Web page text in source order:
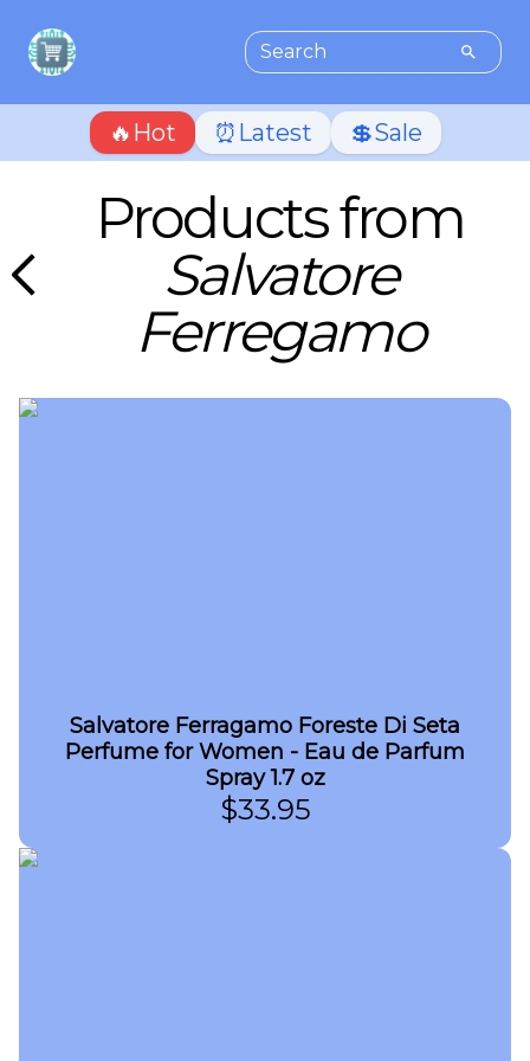
🔥Hot ⏰Latest 💲Sale
Products from
Salvatore
Ferregamo
Salvatore Ferragamo Foreste Di Seta
Perfume for Women - Eau de Parfum
Spray 1.7 oz
$33.95